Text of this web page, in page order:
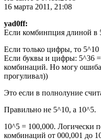
16 марта 2011, 21:08
yad0ff:
Если комбинпция длиной в
Если только цифры, то 5^10
Если буквы и цифры: 5^36 =
комбинаций. Но могу
прогуливал))
Это если в полнолуние
Правильно не 5^10, а 10^5.
10^5 = 100,000. Логически
комбинаций от 000,001 до